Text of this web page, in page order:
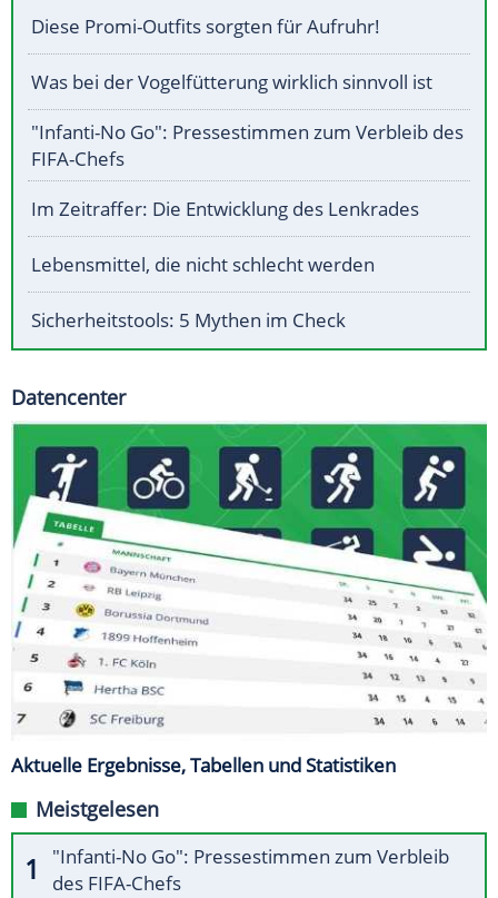
Diese Promi-Outfits sorgten für Aufruhr!
Was bei der Vogelfütterung wirklich sinnvoll ist
"Infanti-No Go": Pressestimmen zum Verbleib des
FIFA-Chefs
Im Zeitraffer: Die Entwicklung des Lenkrades
Lebensmittel, die nicht schlecht werden
Sicherheitstools: 5 Mythen im Check
Datencenter
Aktuelle Ergebnisse, Tabellen und Statistiken
Meistgelesen
"Infanti-No Go": Pressestimmen zum Verbleib
des FIFA-Chefs